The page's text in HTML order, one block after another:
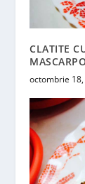
CLATITE
octombrie